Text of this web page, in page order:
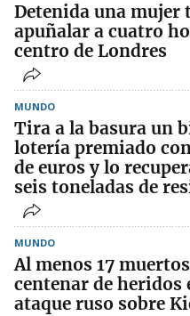
Detenida una mujer
apuñalar a cuatro
centro de Londres
MUNDO
Tira a la basura un
lotería premiado
de euros y lo
seis toneladas de
MUNDO
Al menos 17
centenar de heridos
ataque ruso sobre